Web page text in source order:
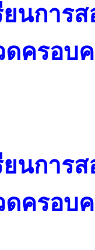
ยนการ
ครอบค
ยนการ
ครอบค